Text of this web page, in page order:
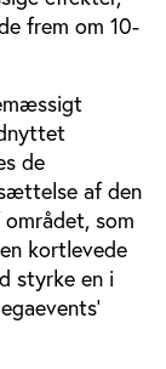
frem om 10-
de
af den
som
kortlevede
styrke en i